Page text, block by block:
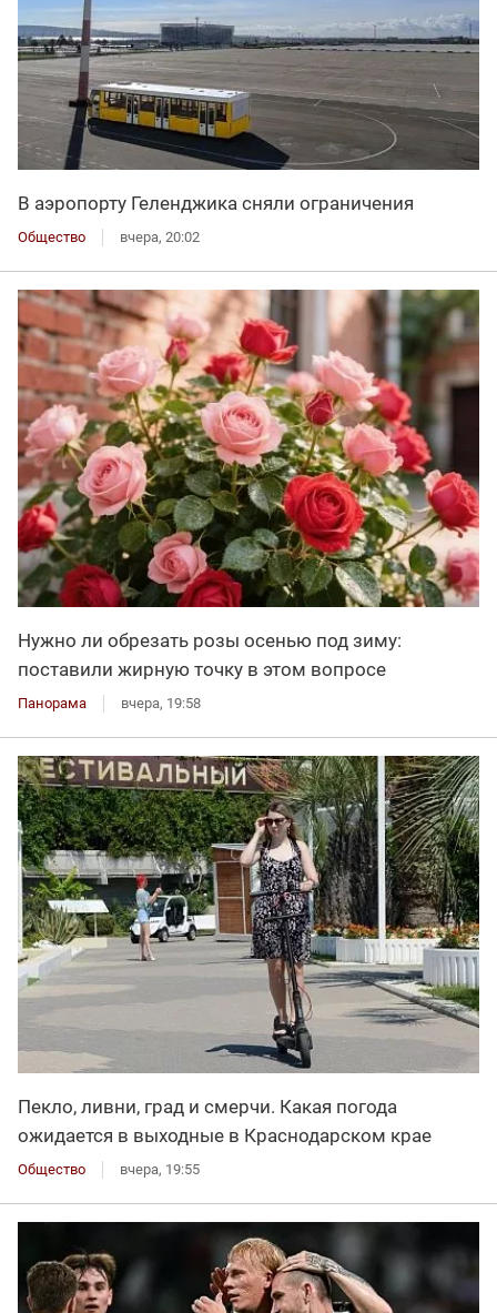
В аэропорту Геленджика сняли ограничения
Общество вчера, 20:02
Нужно ли обрезать розы осенью под зиму:
поставили жирную точку в этом вопросе
Панорама вчера, 19:58
Пекло, ливни, град и смерчи. Какая погода
ожидается в выходные в Краснодарском крае
Общество вчера, 19:55